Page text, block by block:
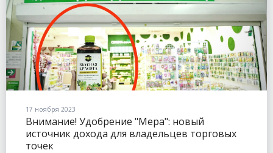
17 ноября 2023
Внимание! Удобрение "Мера": новый
источник дохода для владельцев торговых
точек